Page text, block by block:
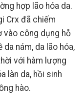
hợp lão hóa da.
Crx đã chiếm
vào công dụng hỗ
nám, da lão hóa,
với hàm lượng
làn da, hồi sinh
hào.